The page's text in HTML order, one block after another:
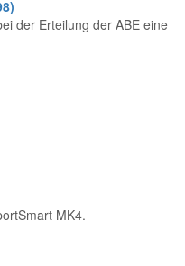
der Erteilung der ABE eine
MK4.